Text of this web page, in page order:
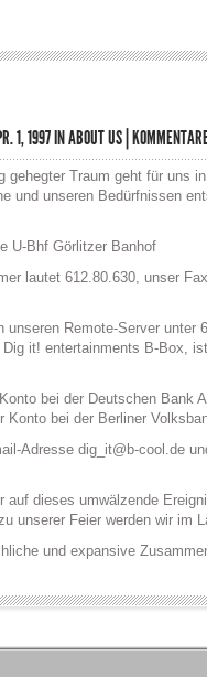
1, 1997 INABOUT US |
gehegter Traum geht für uns
und unseren Bedürfnissen
U-Bhf Görlitzer Banhof
lautet 612.80.630, unser
unseren Remote-Server unter
it! entertainments B-Box,
bei der Deutschen Bank
Konto bei der Berliner
Adresse dig_it@b-cool.de
auf dieses umwälzende
unserer Feier werden wir im
und expansive